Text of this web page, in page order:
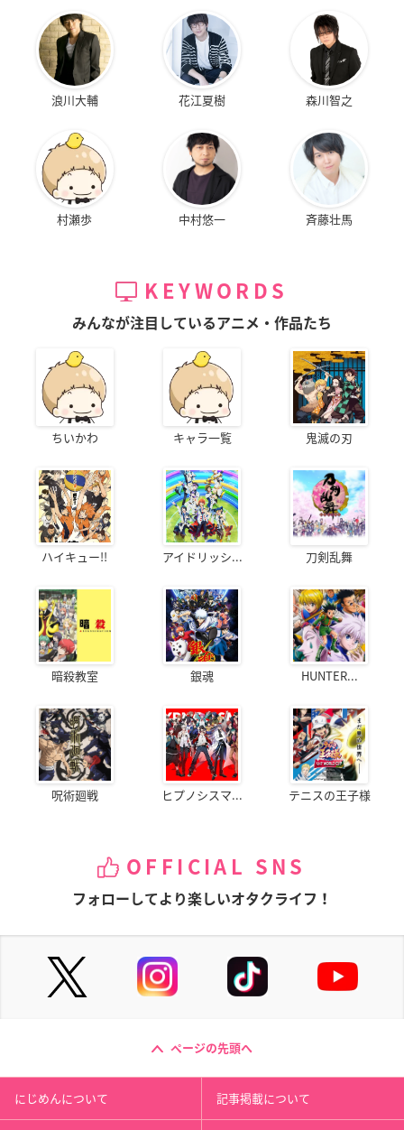
浪川大輔 花江夏樹 森川智之
村瀬歩 中村悠一 斉藤壮馬
KEYWORDS
みんなが注目しているアニメ・作品たち
ちいかわ キャラ一覧 鬼滅の刃
ハイキュー!! アイドリッシ... 刀剣乱舞
暗殺教室 銀魂 HUNTER...
呪術廻戦 ヒプノシスマ... テニスの王子様
OFFICIAL SNS
フォローしてより楽しいオタクライフ！
ページの先頭へ
にじめんについて 記事掲載について